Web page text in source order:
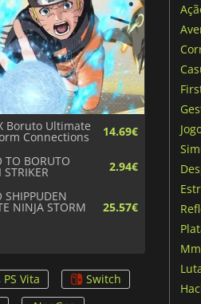
Boruto Ultimate
Connections
14.69€
TO BORUTO
2.94€
SHIPPUDEN
NINJA STORM 25.57€
PS Vita
Switch